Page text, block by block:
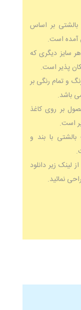
بالشتی بر اساس
آمده است.
سایز دیگری که
پذیر است.
و تمام رنگی بر
باشد.
بر روی کاغذ
است.
بالشتی با بند و
لینک زیر دانلود
نمائید.